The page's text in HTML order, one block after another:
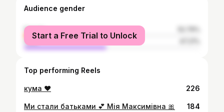
Audience gender
female
male
Start a Free Trial to Unlock
Top performing Reels
кума ❤️ 226
Ми стали батьками 💕 Мія Максимівна 🎀 184